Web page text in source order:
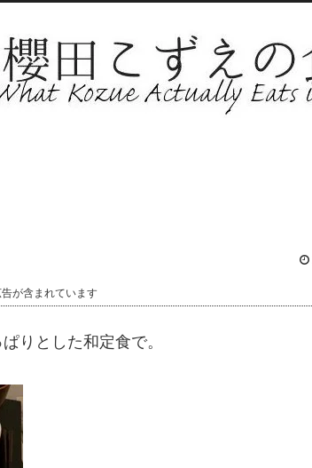
が含まれています
りとした和定食で。